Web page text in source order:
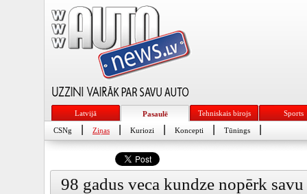
Latvijā Pasaulē Tehniskais birojs Sports
CSNg Ziņas Kuriozi Koncepti Tūnings
98 gadus veca kundze nopērk